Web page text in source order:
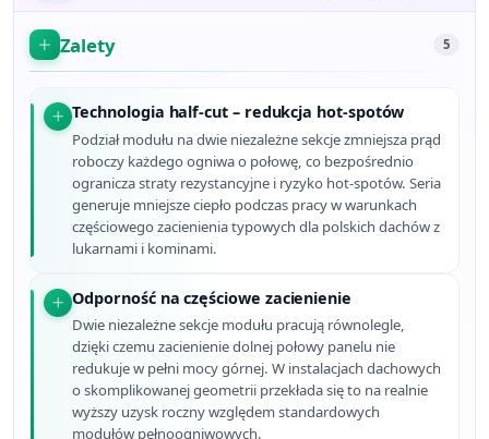
Zalety 5
Technologia half-cut – redukcja hot-spotów
Podział modułu na dwie niezależne sekcje zmniejsza prąd
roboczy każdego ogniwa o połowę, co bezpośrednio
ogranicza straty rezystancyjne i ryzyko hot-spotów. Seria
generuje mniejsze ciepło podczas pracy w warunkach
częściowego zacienienia typowych dla polskich dachów z
lukarnami i kominami.
Odporność na częściowe zacienienie
Dwie niezależne sekcje modułu pracują równolegle,
dzięki czemu zacienienie dolnej połowy panelu nie
redukuje w pełni mocy górnej. W instalacjach dachowych
o skomplikowanej geometrii przekłada się to na realnie
wyższy uzysk roczny względem standardowych
modułów pełnoogniwowych.